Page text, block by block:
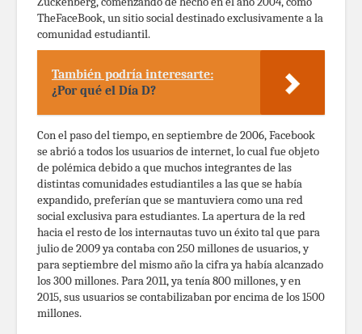
TheFaceBook, un sitio social destinado exclusivamente a la
comunidad estudiantil.
También podría interesarte:
¿Por qué el Día D?
Con el paso del tiempo, en septiembre de 2006, Facebook
se abrió a todos los usuarios de internet, lo cual fue objeto
de polémica debido a que muchos integrantes de las
distintas comunidades estudiantiles a las que se había
expandido, preferían que se mantuviera como una red
social exclusiva para estudiantes. La apertura de la red
hacia el resto de los internautas tuvo un éxito tal que para
julio de 2009 ya contaba con 250 millones de usuarios, y
para septiembre del mismo año la cifra ya había alcanzado
los 300 millones. Para 2011, ya tenía 800 millones, y en
2015, sus usuarios se contabilizaban por encima de los 1500
millones.